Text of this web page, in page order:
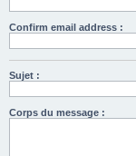
Confirm email address :
Sujet :
Corps du message :